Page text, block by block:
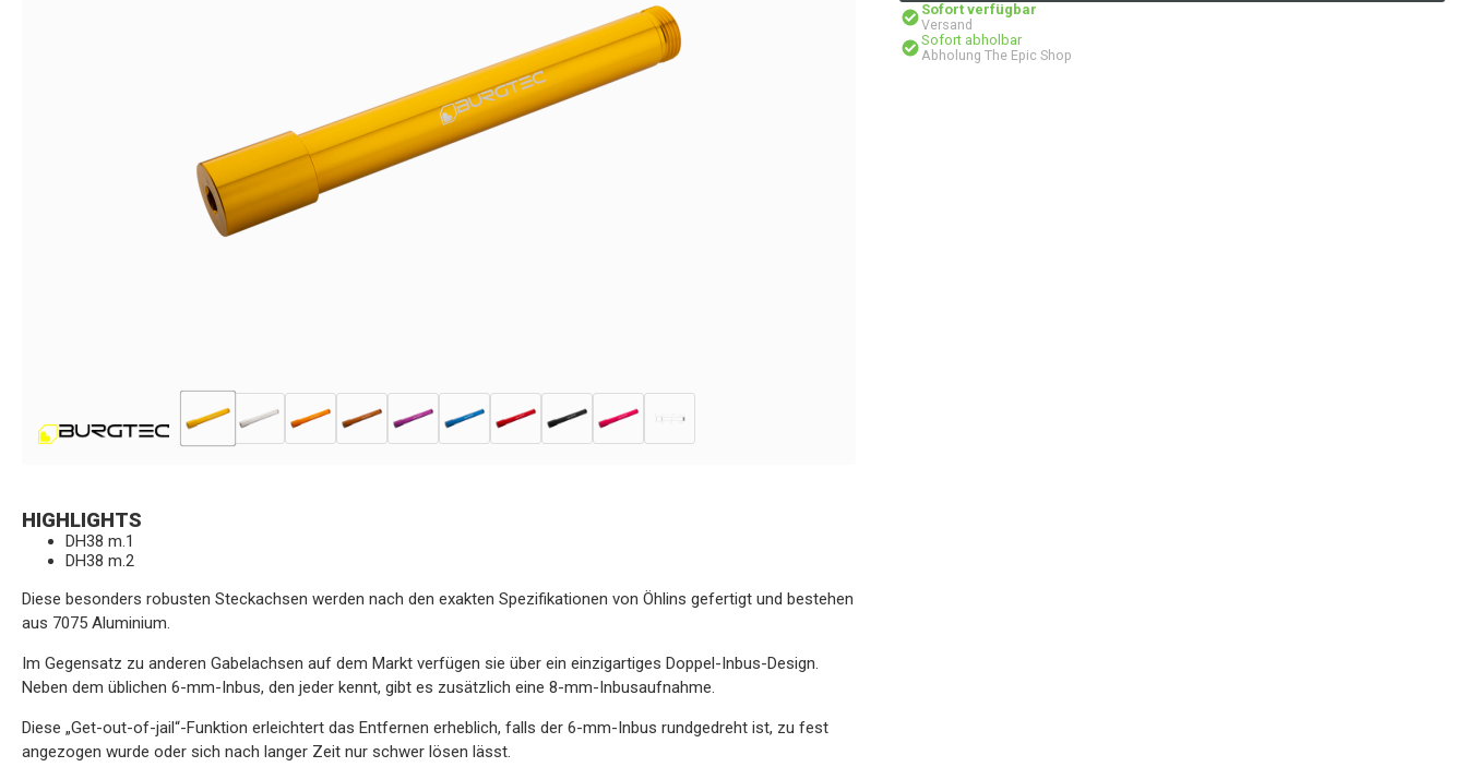
Sofort verfügbar
Versand
Sofort abholbar
Abholung The Epic Shop
HIGHLIGHTS
DH38 m.1
DH38 m.2
Diese besonders robusten Steckachsen werden nach den exakten Spezifikationen von Öhlins gefertigt und bestehen
aus 7075 Aluminium.
Im Gegensatz zu anderen Gabelachsen auf dem Markt verfügen sie über ein einzigartiges Doppel-Inbus-Design.
Neben dem üblichen 6-mm-Inbus, den jeder kennt, gibt es zusätzlich eine 8-mm-Inbusaufnahme.
Diese „Get-out-of-jail“-Funktion erleichtert das Entfernen erheblich, falls der 6-mm-Inbus rundgedreht ist, zu fest
angezogen wurde oder sich nach langer Zeit nur schwer lösen lässt.